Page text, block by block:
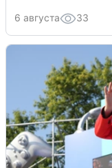
6 августа 33